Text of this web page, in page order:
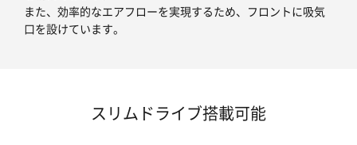
また、効率的なエアフローを実現するため、フロントに吸気
口を設けています。
スリムドライブ搭載可能